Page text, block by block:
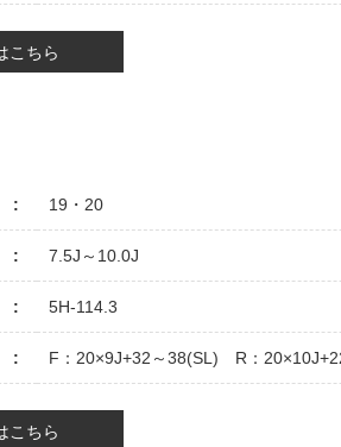
こちら
19・20
7.5J～10.0J
5H-114.3
F：20×9J+32～38(SL) R：
こちら